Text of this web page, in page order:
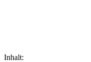
Inhalt: